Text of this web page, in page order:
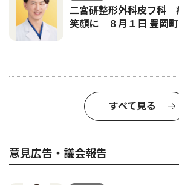
二宮研整形外科皮フ科
笑顔に ８月１日 豊岡
すべて見る
意見広告・議会報告